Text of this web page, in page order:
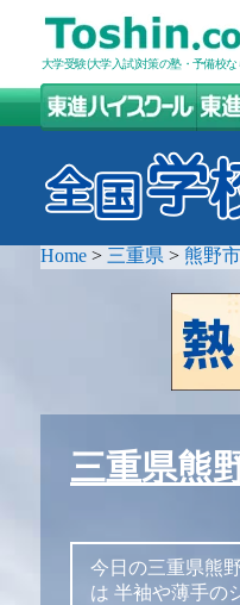
大学受験(大学入試)対策の塾・予備校な
Home > 三重県 > 熊野市
三重県熊
今日の三重県熊
は 半袖や薄手の